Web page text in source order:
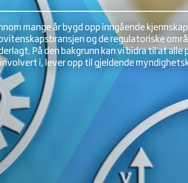
mange år bygd opp inngående kjennskap
og de regulatoriske
På den bakgrunn kan vi bidra til at alle
involvert i, lever opp til gjeldende